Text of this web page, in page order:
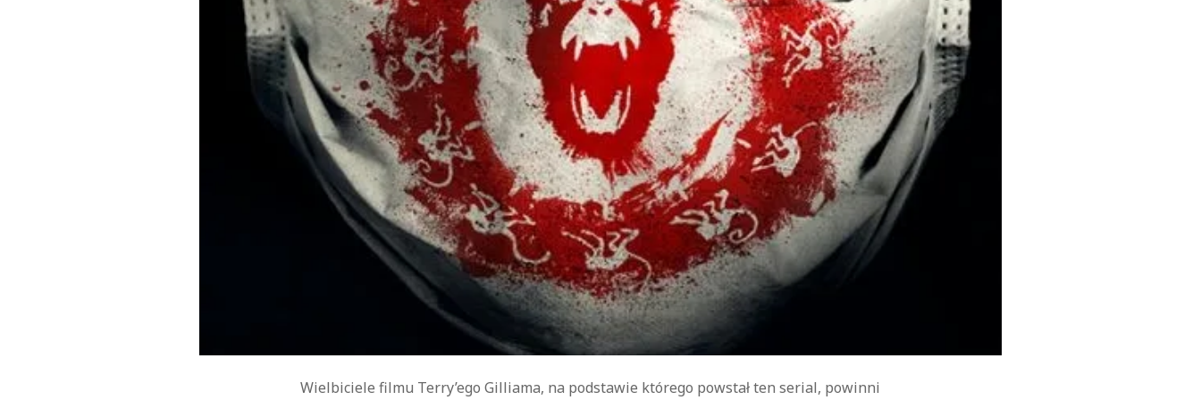
Knausgård komedie komedie romantyczne kryminał
Londyn narkotyki NetflixNowy Jork
Paryż polskie filmy
science-
fiction serial BBCthrillerUSAWarszawa
weganizm Wydawnictwo Muza
Wydawnictwo Uniwersytetu
JagiellońskiegoWydawnictwo ZnakXIX
wiekXVIII wiek XX wiek
Wielbiciele filmu Terry’ego Gilliama, na podstawie którego powstał ten serial, powinni